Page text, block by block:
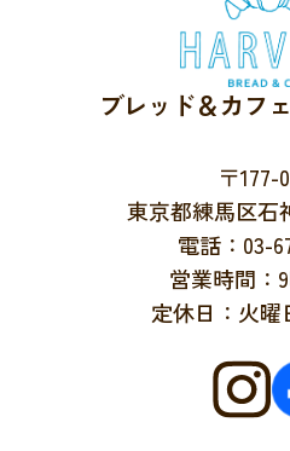
ブレッド＆カフ
〒177-
東京都練馬区石
電話：03-
営業時間：
定休日：火曜